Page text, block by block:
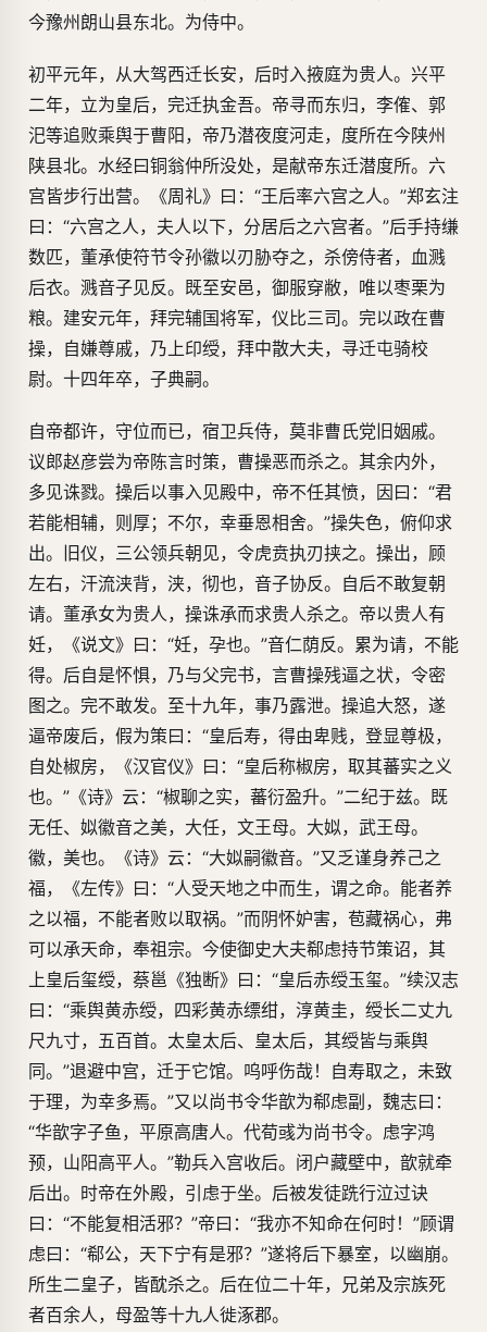
今豫州朗山县东北。为侍中。
初平元年，从大驾西迁长安，后时入掖庭为贵人。兴平
二年，立为皇后，完迁执金吾。帝寻而东归，李傕、郭
汜等追败乘舆于曹阳，帝乃潜夜度河走，度所在今陕州
陕县北。水经曰铜翁仲所没处，是献帝东迁潜度所。六
宫皆步行出营。《周礼》曰：“王后率六宫之人。”郑玄注
曰：“六宫之人，夫人以下，分居后之六宫者。”后手持缣
数匹，董承使符节令孙徽以刃胁夺之，杀傍侍者，血溅
后衣。溅音子见反。既至安邑，御服穿敝，唯以枣栗为
粮。建安元年，拜完辅国将军，仪比三司。完以政在曹
操，自嫌尊戚，乃上印绶，拜中散大夫，寻迁屯骑校
尉。十四年卒，子典嗣。
自帝都许，守位而已，宿卫兵侍，莫非曹氏党旧姻戚。
议郎赵彦尝为帝陈言时策，曹操恶而杀之。其余内外，
多见诛戮。操后以事入见殿中，帝不任其愤，因曰：“君
若能相辅，则厚；不尔，幸垂恩相舍。”操失色，俯仰求
出。旧仪，三公领兵朝见，令虎贲执刃挟之。操出，顾
左右，汗流浃背，浃，彻也，音子协反。自后不敢复朝
请。董承女为贵人，操诛承而求贵人杀之。帝以贵人有
妊，《说文》曰：“妊，孕也。”音仁荫反。累为请，不能
得。后自是怀惧，乃与父完书，言曹操残逼之状，令密
图之。完不敢发。至十九年，事乃露泄。操追大怒，遂
逼帝废后，假为策曰：“皇后寿，得由卑贱，登显尊极，
自处椒房，《汉官仪》曰：“皇后称椒房，取其蕃实之义
也。”《诗》云：“椒聊之实，蕃衍盈升。”二纪于兹。既
无任、姒徽音之美，大任，文王母。大姒，武王母。
徽，美也。《诗》云：“大姒嗣徽音。”又乏谨身养己之
福，《左传》曰：“人受天地之中而生，谓之命。能者养
之以福，不能者败以取祸。”而阴怀妒害，苞藏祸心，弗
可以承天命，奉祖宗。今使御史大夫郗虑持节策诏，其
上皇后玺绶，蔡邕《独断》曰：“皇后赤绶玉玺。”续汉志
曰：“乘舆黄赤绶，四彩黄赤缥绀，淳黄圭，绶长二丈九
尺九寸，五百首。太皇太后、皇太后，其绶皆与乘舆
同。”退避中宫，迁于它馆。呜呼伤哉！自寿取之，未致
于理，为幸多焉。”又以尚书令华歆为郗虑副，魏志曰：
“华歆字子鱼，平原高唐人。代荀彧为尚书令。虑字鸿
预，山阳高平人。”勒兵入宫收后。闭户藏壁中，歆就牵
后出。时帝在外殿，引虑于坐。后被发徒跣行泣过诀
曰：“不能复相活邪？”帝曰：“我亦不知命在何时！”顾谓
虑曰：“郗公，天下宁有是邪？”遂将后下暴室，以幽崩。
所生二皇子，皆酖杀之。后在位二十年，兄弟及宗族死
者百余人，母盈等十九人徙涿郡。